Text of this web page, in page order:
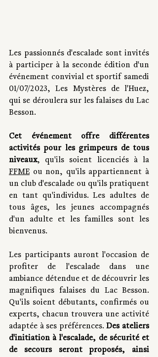
Les passionnés d'escalade sont invités
à participer à la seconde édition d'un
événement convivial et sportif samedi
01/07/2023, Les Mystères de l'Huez,
qui se déroulera sur les falaises du Lac
Besson.
Cet événement offre différentes
activités pour les grimpeurs de tous
niveaux
FFME ou non, qu'ils appartiennent à
un club d'escalade ou qu'ils pratiquent
en tant qu'individus. Les adultes de
tous âges, les jeunes accompagnés
d'un adulte et les familles sont les
bienvenus.
Les participants auront l'occasion de
profiter de l'escalade dans une
ambiance détendue et de découvrir les
magnifiques falaises du Lac Besson.
Qu'ils soient débutants, confirmés ou
experts, chacun trouvera une activité
adaptée à ses préférences. Des ateliers
d'initiation à l'escalade, de sécurité et
de secours seront proposés, ainsi